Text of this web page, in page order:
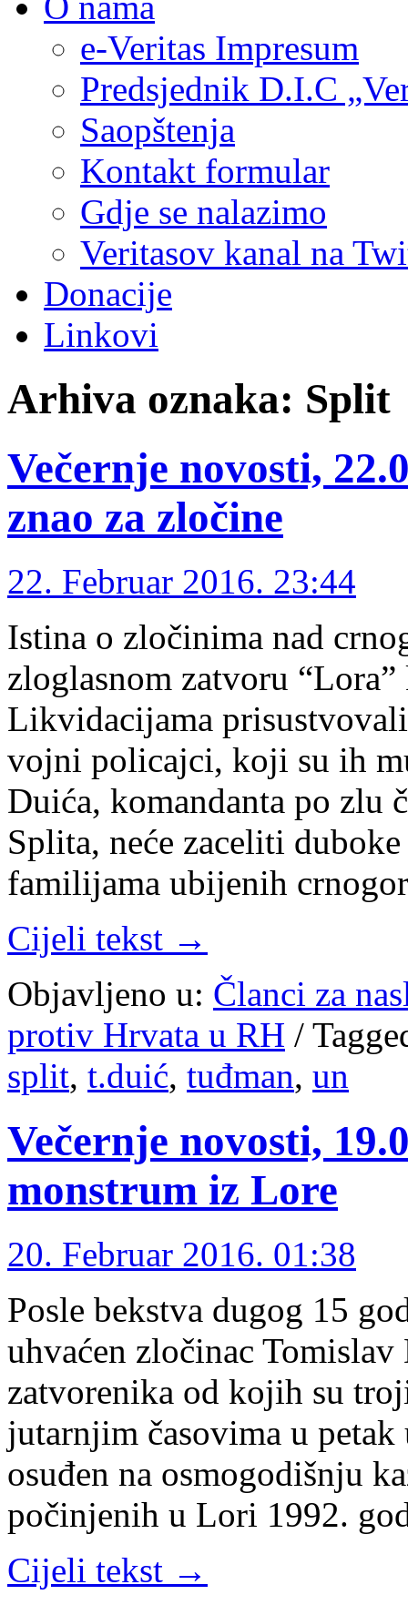
e-Veritas Impresum
Predsjednik D.I.C
Saopštenja
Kontakt formular
Gdje se nalazimo
Veritasov kanal na
Donacije
Linkovi
Arhiva oznaka: Split
Večernje novosti,
znao za zločine
22. Februar 2016. 23:44
Istina o zločinima nad
zloglasnom zatvoru
Likvidacijama
vojni policajci, koji su ih
Duića, komandanta po zlu
Splita, neće zaceliti
familijama ubijenih
Cijeli tekst →
Objavljeno u: Članci za
protiv Hrvata u RH /
split, t.duić, tuđman, un
Večernje novosti,
monstrum iz Lore
20. Februar 2016. 01:38
Posle bekstva dugog 15
uhvaćen zločinac
zatvorenika od kojih su
jutarnjim časovima u
osuđen na osmogodišnju
počinjenih u Lori 1992.
Cijeli tekst →